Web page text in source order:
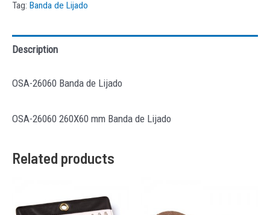
Tag: Banda de Lijado
Description
OSA-26060 Banda de Lijado
OSA-26060 260X60 mm Banda de Lijado
Related products